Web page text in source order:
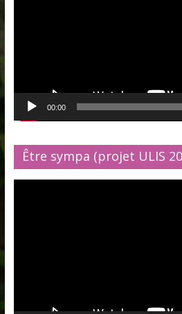
00:00
Être sympa (projet ULIS